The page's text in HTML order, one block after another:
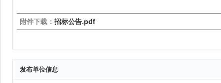
发布单位信息